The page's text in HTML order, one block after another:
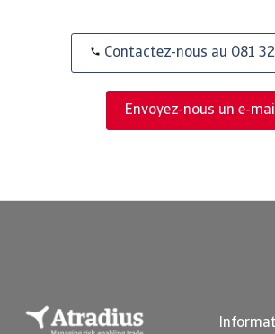
Contactez-nous au 081
Envoyez-nous un e-